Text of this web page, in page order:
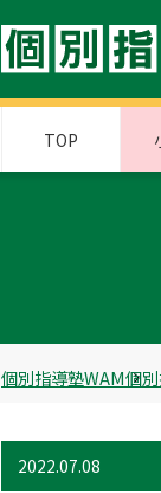
TOP
個別指導塾WAM個
2022.07.08